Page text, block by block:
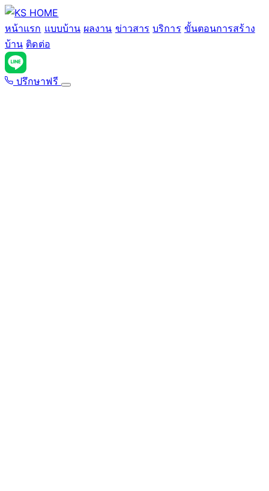
ข้าม
ไป
ยัง
เนื้อหา
หน้าแรก แบบบ้าน ผลงาน ข่าวสาร บริการ ขั้นตอนการสร้าง
บ้าน ติดต่อ
ปรึกษาฟรี